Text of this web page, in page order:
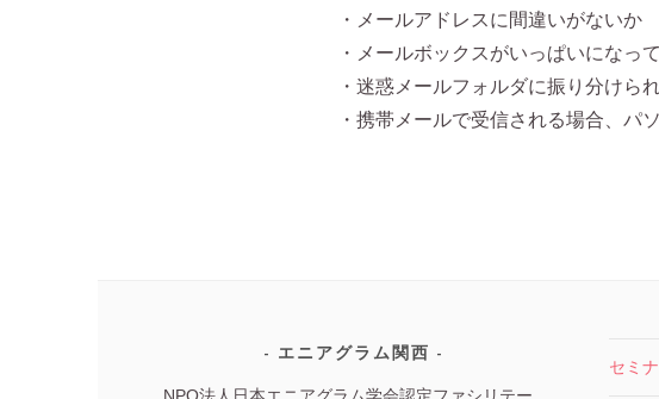
・メールアドレスに間違いがないか
・メールボックスがいっぱいになっ
・迷惑メールフォルダに振り分けら
・携帯メールで受信される場合、パ
エニアグラム関西
セミ